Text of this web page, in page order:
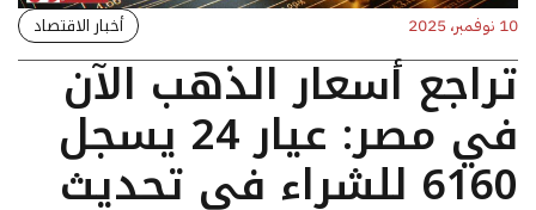
10 نوفمبر، 2025 أخبار الاقتصاد
تراجع أسعار الذهب الآن
في مصر: عيار 24 يسجل
6160 للشراء في تحديث